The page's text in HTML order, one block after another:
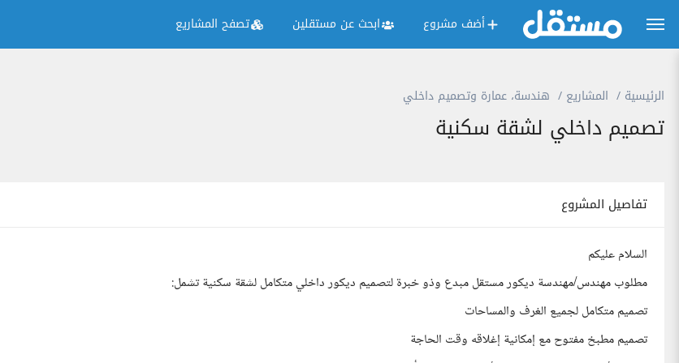
أضف مشروع ابحث عن مستقلين تصفح المشاريع
الرئيسية المشاريع هندسة، عمارة وتصميم داخلي
تصميم داخلي لشقة سكنية
تفاصيل المشروع
السلام عليكم
مطلوب مهندس/مهندسة ديكور مستقل مبدع وذو خبرة لتصميم ديكور داخلي متكامل لشقة سكنية تشمل:
تصميم متكامل لجميع الغرف والمساحات
تصميم مطبخ مفتوح مع إمكانية إغلاقه وقت الحاجة